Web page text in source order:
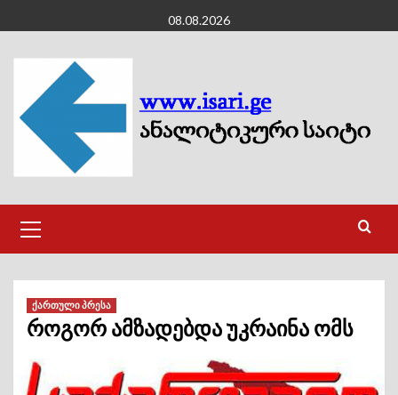
to
content
08.08.2026
Menu
ქართული პრესა
როგორ ამზადებდა უკრაინა ომს